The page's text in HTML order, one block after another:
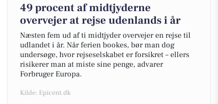
49 procent af midtjyderne
overvejer at rejse udenlands i år
Næsten fem ud af ti midtjyder overvejer en rejse til
udlandet i år. Når ferien bookes, bør man dog
undersøge, hvor rejseselskabet er forsikret – ellers
risikerer man at miste sine penge, advarer
Forbruger Europa.
Kilde: Epicent.dk